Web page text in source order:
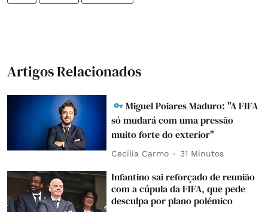
Artigos Relacionados
Miguel Poiares Maduro: "A FIFA
só mudará com uma pressão
muito forte do exterior"
Cecília Carmo 31 Minutos
Infantino sai reforçado de reunião
com a cúpula da FIFA, que pede
desculpa por plano polémico